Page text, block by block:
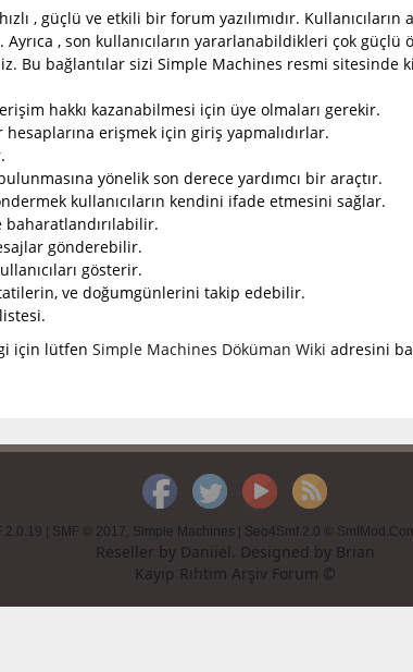
, güçlü ve etkili bir forum yazılımıdır.
, son kullanıcıların yararlanabildikleri çok
Bu bağlantılar sizi Simple Machines resmi sitesinde
hakkı kazanabilmesi için üye olmaları gerekir.
hesaplarına erişmek için giriş yapmalıdırlar.
yönelik son derece yardımcı bir araçtır.
kullanıcıların kendini ifade etmesini sağlar.
baharatlandırılabilir.
gönderebilir.
gösterir.
ve doğumgünlerini takip edebilir.
için lütfen Simple Machines Döküman Wiki adresini
2.0.19 | SMF © 2017 Simple Machines | Seo4Smf 2.0 ©
Reseller by Daniiel. Designed by Brian
Kayıp Rıhtım Arşiv Forum ©